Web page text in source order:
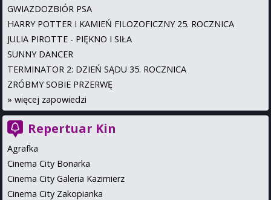
GWIAZDOZBIÓR PSA
HARRY POTTER I KAMIEŃ FILOZOFICZNY 25. ROCZNICA
JULIA PIROTTE - PIĘKNO I SIŁA
SUNNY DANCER
TERMINATOR 2: DZIEŃ SĄDU 35. ROCZNICA
ZRÓBMY SOBIE PRZERWĘ
» więcej zapowiedzi
Repertuar Kin
Agrafka
Cinema City Bonarka
Cinema City Galeria Kazimierz
Cinema City Zakopianka